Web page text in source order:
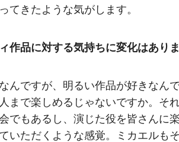
てきたような気がします。
品に対する気持ちに変化はあり
んですが、明るい作品が好きなん
まで楽しめるじゃないですか。そ
でもあるし、演じた役を皆さんに
いただくような感覚。ミカエルも